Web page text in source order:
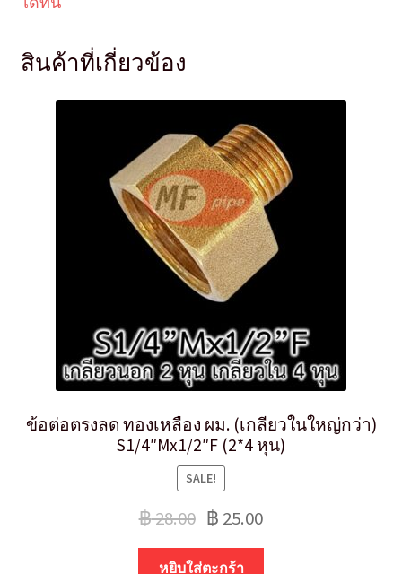
สินค้าที่เกี่ยวข้อง
ข้อต่อตรงลด ทองเหลือง ผม. (เกลียวในใหญ่กว่า)
S1/4″Mx1/2″F (2*4 หุน)
SALE!
฿28.00 ฿ 25.00
หยิบใส่ตะกร้า